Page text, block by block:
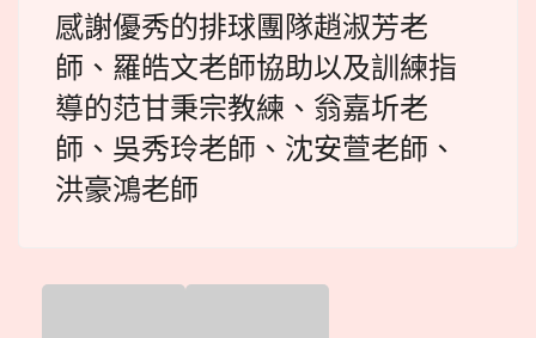
感謝優秀的排球團隊趙淑芳老
師、羅皓文老師協助以及訓練指
導的范甘秉宗教練、翁嘉圻老
師、吳秀玲老師、沈安萱老師、
洪豪鴻老師